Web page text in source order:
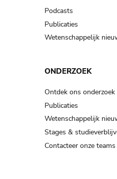
Podcasts
Publicaties
Wetenschappelijk
ONDERZOEK
Ontdek ons onderzoek
Publicaties
Wetenschappelijk
Stages &
Contacteer onze teams